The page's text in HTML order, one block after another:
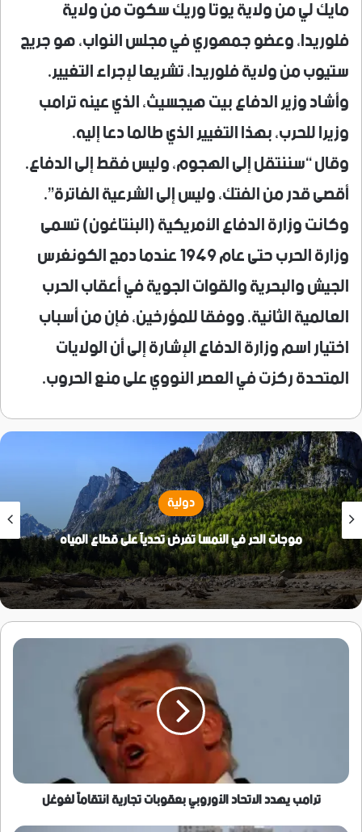
مايك لي من ولاية يوتا وريك سكوت من ولاية
فلوريدا، وعضو جمهوري في مجلس النواب، هو جريج
ستيوب من ولاية فلوريدا، تشريعا لإجراء التغيير.
وأشاد وزير الدفاع بيت هيجسيث، الذي عينه ترامب
وزيرا للحرب، بهذا التغيير الذي طالما دعا إليه.
وقال “سننتقل إلى الهجوم، وليس فقط إلى الدفاع.
أقصى قدر من الفتك، وليس إلى الشرعية الفاترة”.
وكانت وزارة الدفاع الأمريكية (البنتاغون) تسمى
وزارة الحرب حتى عام 1949 عندما دمج الكونغرس
الجيش والبحرية والقوات الجوية في أعقاب الحرب
العالمية الثانية. ووفقا للمؤرخين، فإن من أسباب
اختيار اسم وزارة الدفاع الإشارة إلى أن الولايات
المتحدة ركزت في العصر النووي على منع الحروب.
دولية
موجات الحر في النمسا تفرض تحدياً على قطاع المياه
ترامب
لغوغل
ترامب يهدد الاتحاد الأوروبي بعقوبات تجارية انتقاماً لغوغل